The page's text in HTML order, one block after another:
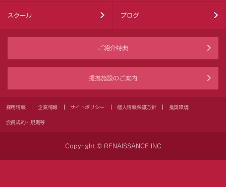
スクール ブログ
ご紹介特典
提携施設のご案内
採用情報 企業情報 サイトポリシー 個人情報保護方針 推奨環境
会員規約・規則等
Copyright © RENAISSANCE INC